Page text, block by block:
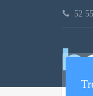
52